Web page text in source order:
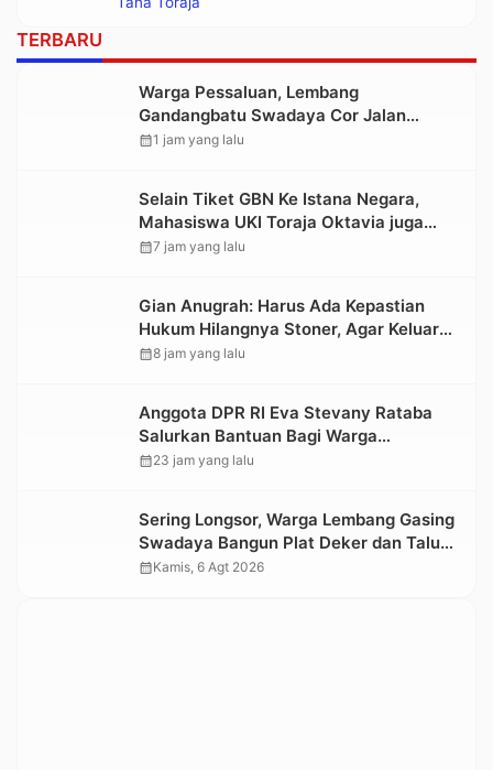
TERBARU
Warga Pessaluan, Lembang
Gandangbatu Swadaya Cor Jalan
Kabupaten
calendar_month1 jam yang lalu
Selain Tiket GBN Ke Istana Negara,
Mahasiswa UKI Toraja Oktavia juga
Lolos ke Pekan Seni Mahasiswa
calendar_month7 jam yang lalu
Gian Anugrah: Harus Ada Kepastian
Hukum Hilangnya Stoner, Agar Keluarga
tidak Larut dalam Trauma dan
calendar_month8 jam yang lalu
Anggota DPR RI Eva Stevany Rataba
Salurkan Bantuan Bagi Warga
Terdampak Longsor di Buntu Pepasan
calendar_month23 jam yang lalu
Sering Longsor, Warga Lembang Gasing
Swadaya Bangun Plat Deker dan Talut
Jalan Penghubung Antar Lembang
calendar_monthKamis, 6 Agt 2026